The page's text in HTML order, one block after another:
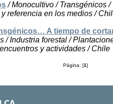
/ Monocultivo / Transgénicos
referencia en los medios /
A tiempo de
/ Industria forestal /
y actividades / Chile
Página: [1]